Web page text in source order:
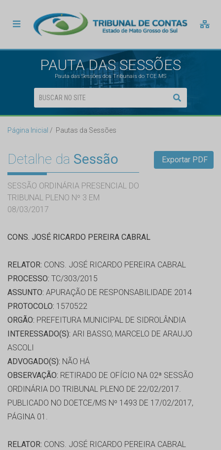
PAUTA DAS SESSÕES
Pauta das Sessões dos Tribunais do TCE MS
Página Inicial Pautas da Sessões
Detalhe da Sessão
SESSÃO ORDINÁRIA PRESENCIAL DO
TRIBUNAL PLENO Nº 3 EM
08/03/2017
Exportar PDF
CONS. JOSÉ RICARDO PEREIRA CABRAL
RELATOR: CONS. JOSÉ RICARDO PEREIRA CABRAL
PROCESSO: TC/303/2015
ASSUNTO: APURAÇÃO DE RESPONSABILIDADE 2014
PROTOCOLO: 1570522
ORGÃO: PREFEITURA MUNICIPAL DE SIDROLÂNDIA
INTERESSADO(S): ARI BASSO, MARCELO DE ARAUJO
ASCOLI
ADVOGADO(S): NÃO HÁ
OBSERVAÇÃO: RETIRADO DE OFÍCIO NA 02ª SESSÃO
ORDINÁRIA DO TRIBUNAL PLENO DE 22/02/2017.
PUBLICADO NO DOETCE/MS Nº 1493 DE 17/02/2017,
PÁGINA 01.
RELATOR: CONS. JOSÉ RICARDO PEREIRA CABRAL